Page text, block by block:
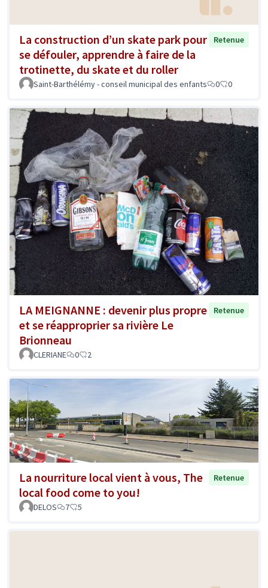
La construction d’un skate park pour
se défouler, apprendre à faire de la
trotinette, du skate et du roller
Retenue
Saint-Barthélémy - conseil municipal des enfants 0 0
LA MEIGNANNE : devenir plus propre
et se réapproprier sa rivière Le
Brionneau
Retenue
CLERIANE 0 2
La nourriture local vient à vous, The
local food come to you!
Retenue
DELOS 7 5